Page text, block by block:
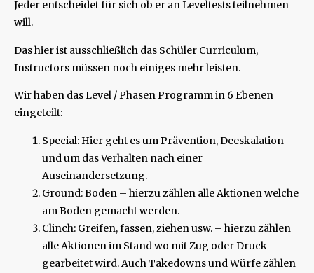
Jeder entscheidet für sich ob er an Leveltests teilnehmen
will.
Das hier ist ausschließlich das Schüler Curriculum,
Instructors müssen noch einiges mehr leisten.
Wir haben das Level / Phasen Programm in 6 Ebenen
eingeteilt:
Special: Hier geht es um Prävention, Deeskalation
und um das Verhalten nach einer
Auseinandersetzung.
Ground: Boden – hierzu zählen alle Aktionen welche
am Boden gemacht werden.
Clinch: Greifen, fassen, ziehen usw. – hierzu zählen
alle Aktionen im Stand wo mit Zug oder Druck
gearbeitet wird. Auch Takedowns und Würfe zählen